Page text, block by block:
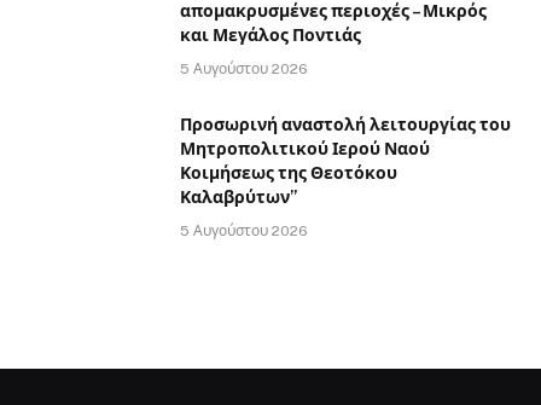
απομακρυσμένες περιοχές – Μικρός
και Μεγάλος Ποντιάς
5 Αυγούστου 2026
Προσωρινή αναστολή λειτουργίας του
Μητροπολιτικού Ιερού Ναού
Κοιμήσεως της Θεοτόκου
Καλαβρύτων”
5 Αυγούστου 2026